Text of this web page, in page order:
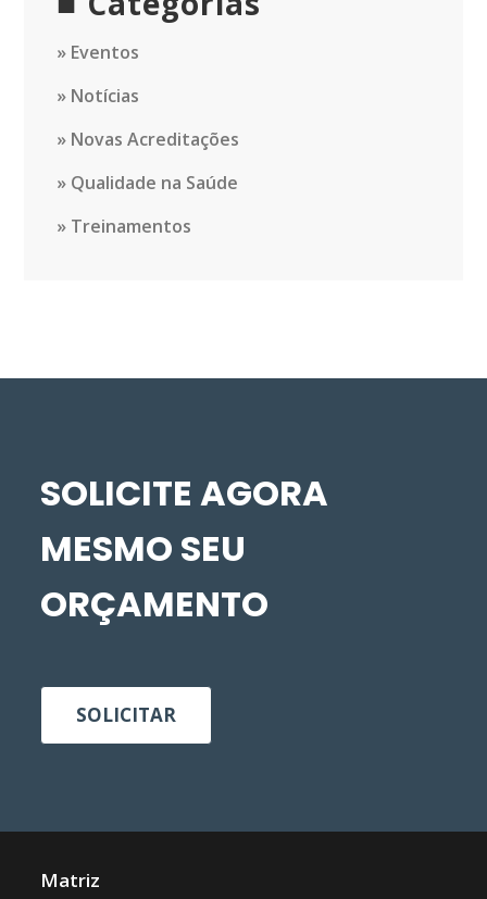
Eventos
Notícias
Novas Acreditações
Qualidade na Saúde
Treinamentos
SOLICITE AGORA
MESMO SEU
ORÇAMENTO
SOLICITAR
Matriz